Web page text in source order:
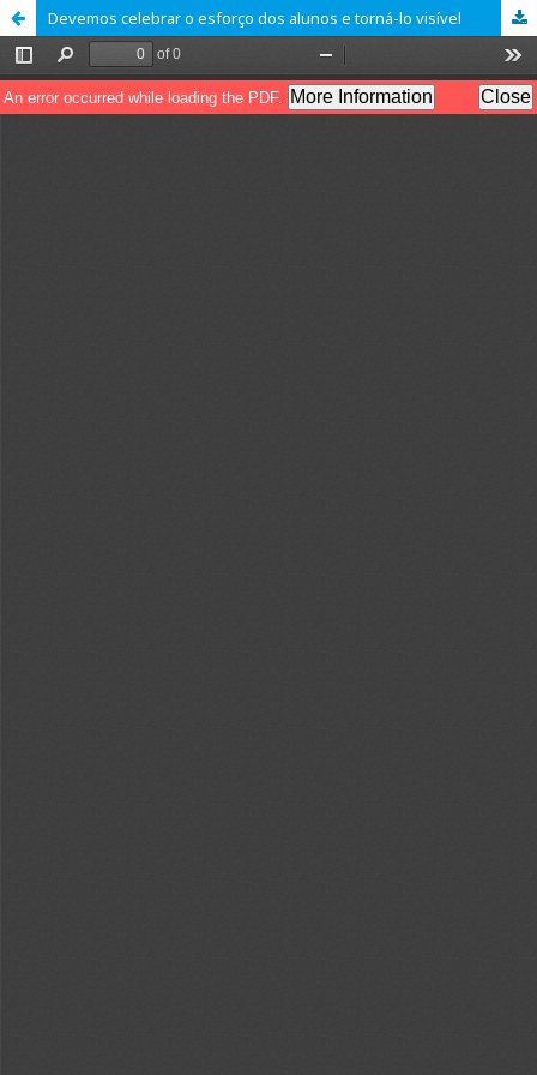
Devemos celebrar o esforço dos alunos e torná-lo visível